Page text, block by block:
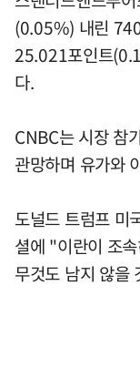
(0.05%) 내린
25.021포인트
다.
CNBC는 시장 참
관망하며 유가와
도널드 트럼프 미
셜에 "이란이 조
무것도 남지 않을